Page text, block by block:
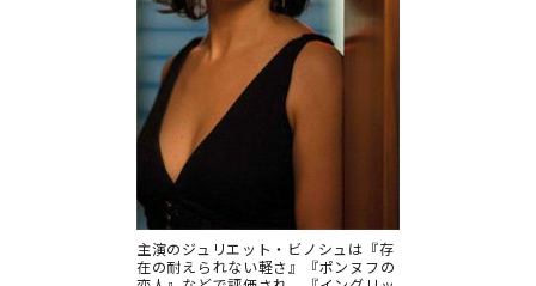
主演のジュリエット・ビノシュは『存
在の耐えられない軽さ』『ポンヌフの